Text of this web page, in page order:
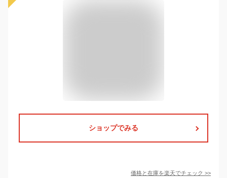
ショップでみる
価格と在庫を楽天でチェック >>